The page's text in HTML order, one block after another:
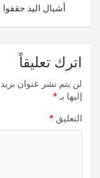
أشبال اليد حققوا
اترك تعليقاً
لن يتم نشر عنوان
إليها بـ*
التعليق *